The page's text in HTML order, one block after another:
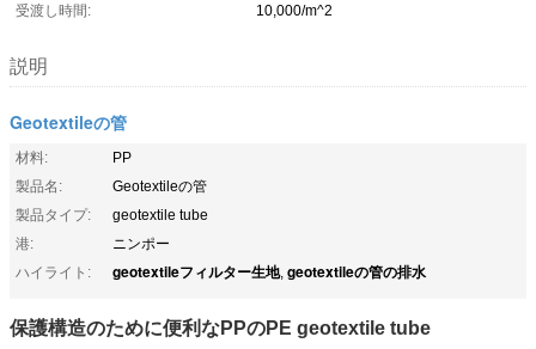
受渡し時間:
10,000/m^2
説明
Geotextileの管
材料:
PP
製品名:
Geotextileの管
製品タイプ:
geotextile tube
港:
ニンポー
ハイライト:
geotextileフィルター生地, geotextileの管の排水
保護構造のために便利なPPのPE geotextile tube